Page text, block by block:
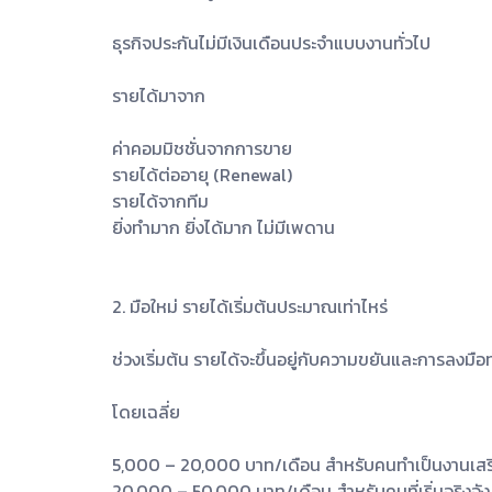
ธุรกิจประกันไม่มีเงินเดือนประจำแบบงานทั่วไป
รายได้มาจาก
ค่าคอมมิชชั่นจากการขาย
รายได้ต่ออายุ (Renewal)
รายได้จากทีม
ยิ่งทำมาก ยิ่งได้มาก ไม่มีเพดาน
2. มือใหม่ รายได้เริ่มต้นประมาณเท่าไหร่
ช่วงเริ่มต้น รายได้จะขึ้นอยู่กับความขยันและการลงมือ
โดยเฉลี่ย
5,000 – 20,000 บาท/เดือน สำหรับคนทำเป็นงานเส